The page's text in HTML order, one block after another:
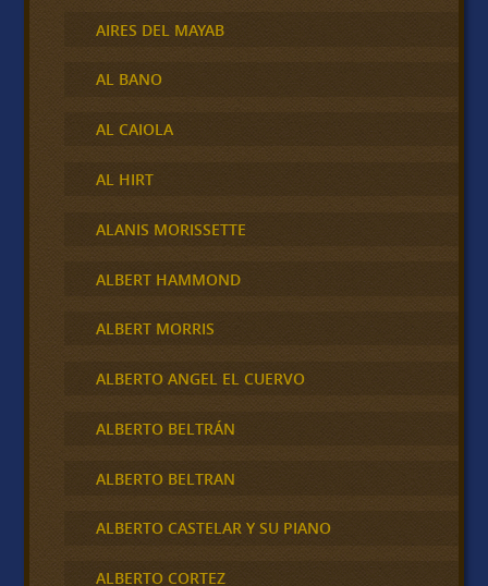
AIRES DEL MAYAB
AL BANO
AL CAIOLA
AL HIRT
ALANIS MORISSETTE
ALBERT HAMMOND
ALBERT MORRIS
ALBERTO ANGEL EL CUERVO
ALBERTO BELTRÁN
ALBERTO BELTRAN
ALBERTO CASTELAR Y SU PIANO
ALBERTO CORTEZ